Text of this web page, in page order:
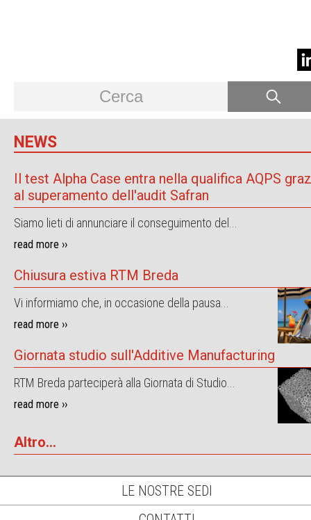
NEWS
Il test Alpha Case entra nella qualifica AQPS
al superamento dell'audit Safran
Siamo lieti di annunciare il conseguimento del...
read more ››
Chiusura estiva RTM Breda
Vi informiamo che, in occasione della pausa...
read more ››
Giornata studio sull'Additive Manufacturing
RTM Breda parteciperà alla Giornata di Studio...
read more ››
Altro...
LE NOSTRE SEDI